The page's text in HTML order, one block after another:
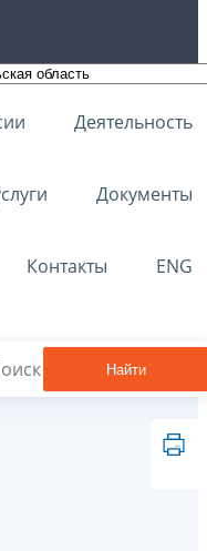
Деятельность
Документы
Контакты ENG
Найти